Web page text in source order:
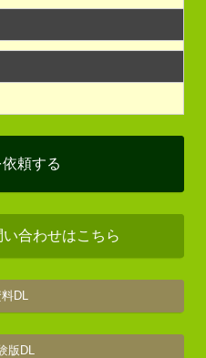
依頼する
合わせはこちら
DL
版DL